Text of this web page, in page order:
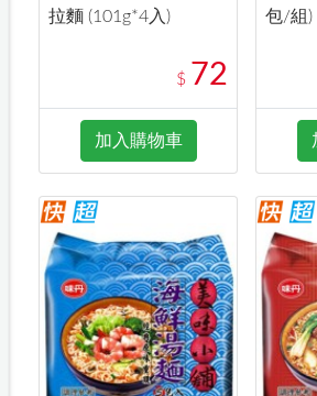
拉麵 (101g*4入)
$ 72
加入購物車
包/組)